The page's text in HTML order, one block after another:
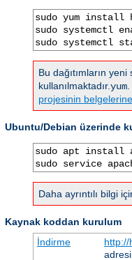
sudo yum install
sudo systemctl
sudo systemctl
Bu dağıtımların
kullanılmaktadır.yum
projesinin belgelerine
Ubuntu/Debian üzerinde
sudo apt install
sudo service
Daha ayrıntılı bilgi
Kaynak koddan kurulum
İndirme
http://